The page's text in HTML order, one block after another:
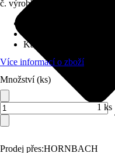
Prodej přes:HORNBACH
č. výrobku
Kapacita akumulátoru
Více informací o zboží
Množství (ks)
1 ks